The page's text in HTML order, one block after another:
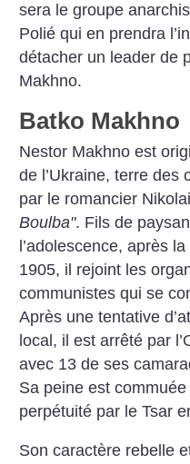
sera le groupe
Polié qui en prendra
détacher un leader de
Makhno.
Batko Makhno
Nestor Makhno est
de l’Ukraine, terre des
par le romancier
Boulba". Fils de
l’adolescence, après
1905, il rejoint les
communistes qui se
Après une tentative
local, il est arrêté par
avec 13 de ses
Sa peine est
perpétuité par le Tsar
Son caractère rebelle